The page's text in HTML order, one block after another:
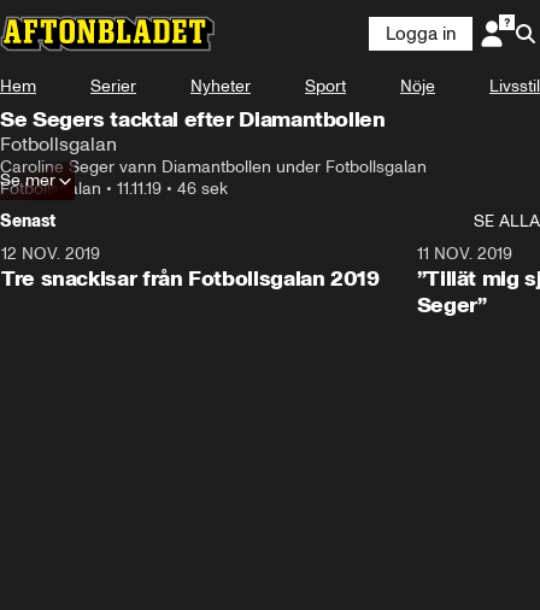
Logga in
Hem Serier Nyheter Sport Nöje Livsstil
Se Segers tacktal efter Diamantbollen
Fotbollsgalan
Caroline Seger vann Diamantbollen under Fotbollsgalan
Fotbollsgalan • 11.11.19 • 46 sek
Se mer
Senast
SE ALLA
12 NOV. 2019
Tre snackisar från Fotbollsgalan 2019
11 NOV. 2019
”Tillät mig
Seger”